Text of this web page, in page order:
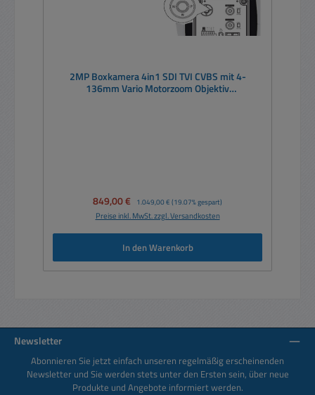
2MP Boxkamera 4in1 SDI TVI CVBS mit 4-
136mm Vario Motorzoom Objektiv
Verkaufspreis:
849,00 € Regulärer Preis:
1.049,00 € (19.07% gespart)
Preise inkl. MwSt. zzgl. Versandkosten
In den Warenkorb
Newsletter
Abonnieren Sie jetzt einfach unseren regelmäßig erscheinenden
Newsletter und Sie werden stets unter den Ersten sein, über neue
Produkte und Angebote informiert werden.